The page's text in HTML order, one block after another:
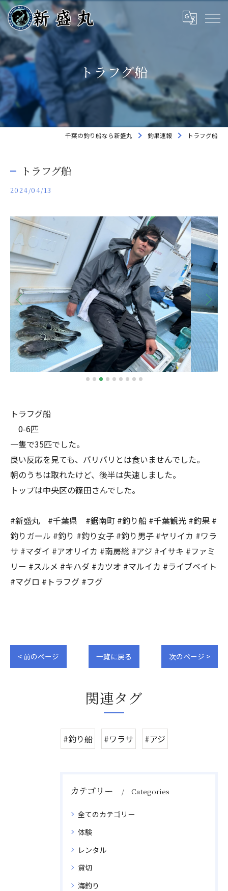
トラフグ船
千葉の釣り船なら新盛丸 釣果速報 トラフグ船
トラフグ船
2024/04/13
トラフグ船
0-6匹
一隻で35匹でした。
良い反応を見ても、バリバリとは食いませんでした。
朝のうちは取れたけど、後半は失速しました。
トップは中央区の篠田さんでした。
#新盛丸 #千葉県 #鋸南町 #釣り船 #千葉観光 #釣果 #
釣りガール #釣り #釣り女子 #釣り男子 #ヤリイカ #ワラ
サ #マダイ #アオリイカ #南房総 #アジ #イサキ #ファミ
リー #スルメ #キハダ #カツオ #マルイカ #ライブベイト
#マグロ #トラフグ #フグ
< 前のページ 一覧に戻る 次のページ >
関連タグ
#釣り船 #ワラサ #アジ
カテゴリー Categories
全てのカテゴリー
体験
レンタル
貸切
海釣り